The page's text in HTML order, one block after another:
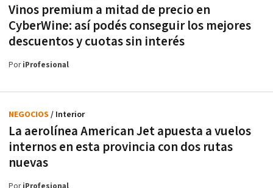
Vinos premium a mitad de precio en
CyberWine: así podés conseguir los mejores
descuentos y cuotas sin interés
PoriProfesional
La aerolínea American Jet apuesta a vuelos
internos en esta provincia con dos rutas
nuevas
NEGOCIOS / Interior